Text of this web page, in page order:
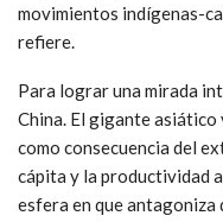
movimientos indígenas-
refiere.
Para lograr una mirada
China. El gigante asiático
como consecuencia del
cápita y la productividad
esfera en que